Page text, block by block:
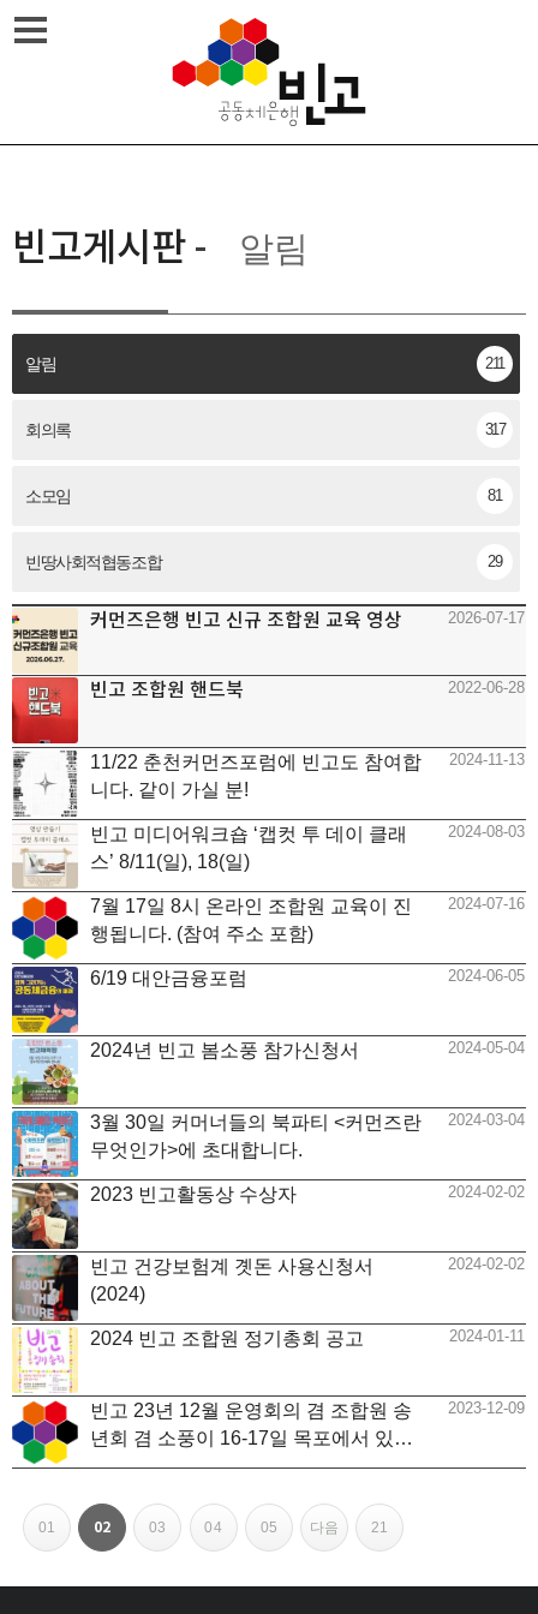
Skip
to
빈고게시판- 알림
알림 211
회의록 317
소모임 81
빈땅사회적협동조합 29
커먼즈은행 빈고 신규 조합원 교육 영상 2026-07-17
빈고 조합원 핸드북 2022-06-28
11/22 춘천커먼즈포럼에 빈고도 참여합
니다. 같이 가실 분!
2024-11-13
빈고 미디어워크숍 ‘캡컷 투 데이 클래
스’ 8/11(일), 18(일)
2024-08-03
7월 17일 8시 온라인 조합원 교육이 진
행됩니다. (참여 주소 포함)
2024-07-16
6/19 대안금융포럼 2024-06-05
2024년 빈고 봄소풍 참가신청서 2024-05-04
3월 30일 커머너들의 북파티 <커먼즈란
무엇인가>에 초대합니다.
2024-03-04
2023 빈고활동상 수상자 2024-02-02
빈고 건강보험계 곗돈 사용신청서
(2024)
2024-02-02
2024 빈고 조합원 정기총회 공고 2024-01-11
빈고 23년 12월 운영회의 겸 조합원 송
년회 겸 소풍이 16-17일 목포에서 있습
니다.
2023-12-09
페
01
페이지
열린
02
페이지
03
페이지
04
페이지
05
페이지
다음
페이지
21
페이지